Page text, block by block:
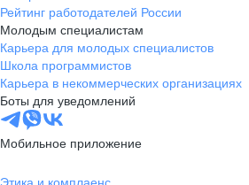
Рейтинг работодателей России
Молодым специалистам
Карьера для молодых специалистов
Школа программистов
Карьера в некоммерческих организациях
Боты для уведомлений
Мобильное приложение